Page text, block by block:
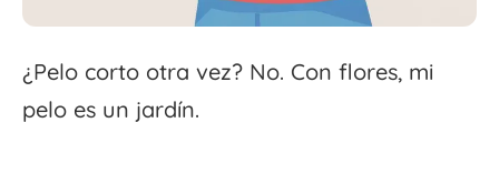
¿Pelo corto otra vez? No. Con flores, mi
pelo es un jardín.